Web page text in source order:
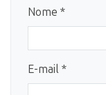
Nome *
E-mail *